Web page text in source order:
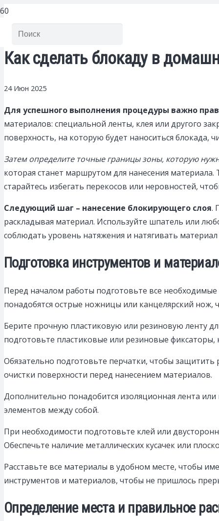
Как сделать блокаду в
24 Июн 2025
Для успешного выполнения процедуры важно
материалов: специальной ленты, клея или другого
поверхность, на которую будет наноситься блокада,
Затем определите точные границы зоны, которую
которая станет маршрутом для нанесения
старайтесь избегать перекосов или неровностей,
Следующий шаг – нанесение блокирующего слоя.
раскладывая материал. Используйте шпатель или
соблюдать уровень натяжения и натягивать
Подготовка инструментов и
Перед началом работы подготовьте все
понадобятся острые ножницы или канцелярский нож,
Берите прочную пластиковую или резиновую ленту
подготовьте пластиковые или резиновые
Обязательно подготовьте перчатки, чтобы
очистки поверхности перед нанесением материалов.
Дополнительно понадобится изоляционная лента
элементов между собой.
При необходимости подготовьте клей или
Обеспечьте наличие металлических кусачек или
Расставьте все материалы в удобном месте, чтобы
инструментов и материалов, чтобы не пришлось
Определение места и правильное